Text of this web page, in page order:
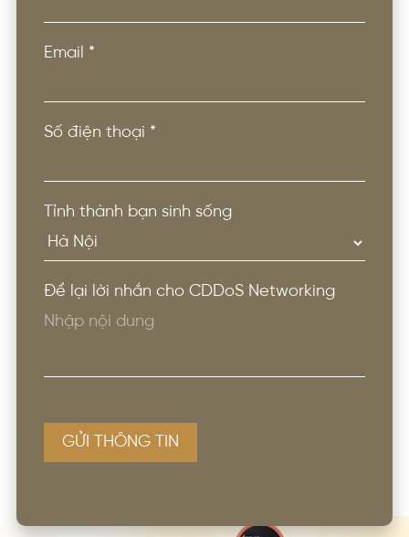
Email *
Số điện thoại *
Tỉnh thành bạn sinh sống
Để lại lời nhắn cho CDDoS Networking
GỬI THÔNG TIN